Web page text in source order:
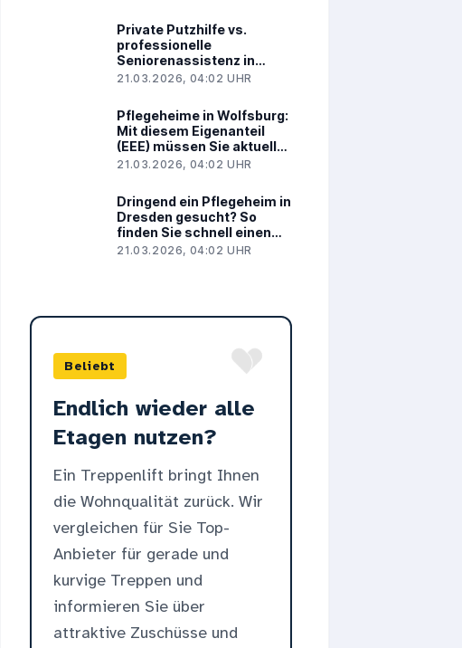
Private Putzhilfe vs.
professionelle
Seniorenassistenz in
Reutlingen: Was ist
21.03.2026, 04:02 UHR
Pflegeheime in Wolfsburg:
Mit diesem Eigenanteil
(EEE) müssen Sie aktuell
rechnen
21.03.2026, 04:02 UHR
Dringend ein Pflegeheim in
Dresden gesucht? So
finden Sie schnell einen
Kurzzeit- oder
21.03.2026, 04:02 UHR
Beliebt
Endlich wieder alle
Etagen nutzen?
Ein Treppenlift bringt Ihnen
die Wohnqualität zurück. Wir
vergleichen für Sie Top-
Anbieter für gerade und
kurvige Treppen und
informieren Sie über
attraktive Zuschüsse und